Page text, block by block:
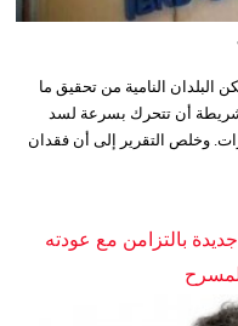
البلدان النامية من تحقيق ما
شريطة أن تتحرك بسرعة لسد
وخلص التقرير إلى أن فقدان
بالتزامن مع عودته